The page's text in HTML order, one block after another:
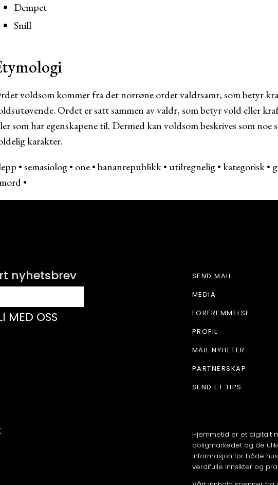
Dempet
Snill
voldsom kommer fra det norrøne ordet valdrsamr, som betyr
Ordet er satt sammen av valdr, som betyr vold eller
som har egenskapene til. Dermed kan voldsom beskrives som
karakter.
•semasiolog• one•bananrepublikk• utilregnelig•kategorisk•
•
nyhetsbrev
MED OSS
Hjemmetid er et digitalt
boligmarkedet og de
informasjon for både
verdifulle innsikter og
SEND MAIL
MEDIA
FORFREMMELSE
PROFIL
MAIL NYHETER
PARTNERSKAP
SEND ET TIPS